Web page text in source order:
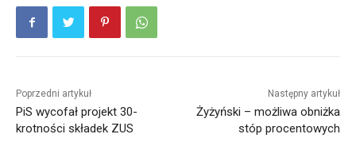
Poprzedni artykuł
PiS wycofał projekt 30-
krotności składek ZUS
Następny artykuł
Żyżyński – możliwa obniżka
stóp procentowych